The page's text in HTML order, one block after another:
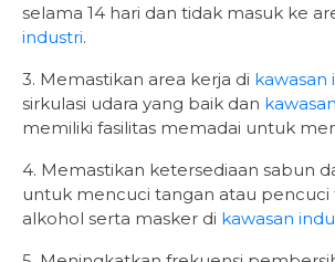
selama 14 hari dan tidak masuk ke
industri.
3. Memastikan area kerja di kawasan
sirkulasi udara yang baik dan
memiliki fasilitas memadai untuk
4. Memastikan ketersediaan sabun
untuk mencuci tangan atau pencuci
alkohol serta masker di kawasan